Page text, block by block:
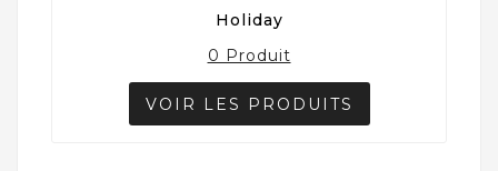
Holiday
0 Produit
VOIR LES PRODUITS